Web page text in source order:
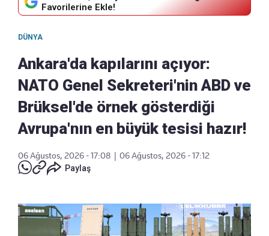
Favorilerine Ekle!
DÜNYA
Ankara'da kapılarını açıyor:
NATO Genel Sekreteri'nin ABD ve
Brüksel'de örnek gösterdiği
Avrupa'nın en büyük tesisi hazır!
06 Ağustos, 2026 - 17:08
06 Ağustos, 2026 - 17:12
Paylaş